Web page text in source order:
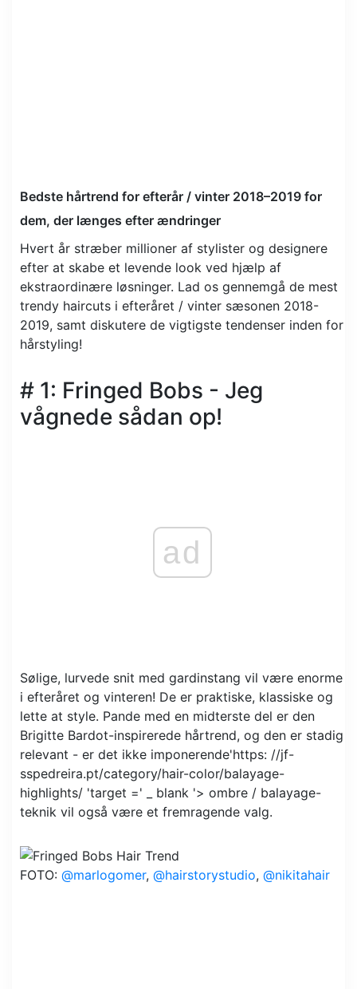
Bedste hårtrend for efterår / vinter 2018–2019 for
dem, der længes efter ændringer
Hvert år stræber millioner af stylister og designere
efter at skabe et levende look ved hjælp af
ekstraordinære løsninger. Lad os gennemgå de mest
trendy haircuts i efteråret / vinter sæsonen 2018-
2019, samt diskutere de vigtigste tendenser inden for
hårstyling!
# 1: Fringed Bobs - Jeg
vågnede sådan op!
ad
Sølige, lurvede snit med gardinstang vil være enorme
i efteråret og vinteren! De er praktiske, klassiske og
lette at style. Pande med en midterste del er den
Brigitte Bardot-inspirerede hårtrend, og den er stadig
relevant - er det ikke imponerende'https: //jf-
sspedreira.pt/category/hair-color/balayage-
highlights/ 'target =' _ blank '> ombre / balayage-
teknik vil også være et fremragende valg.
FOTO: @marlogomer, @hairstorystudio, @nikitahair